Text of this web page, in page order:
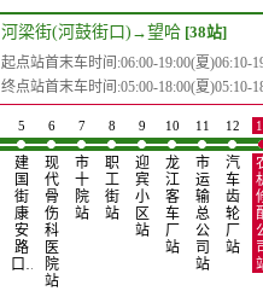
河梁街(河鼓街口) →望哈 [38站]
起点站首末车时间:06:00-19:00(夏)06:10-
终点站首末车时间:05:00-18:00(夏)05:10-
5
建
国
街
康
安
路
口…
6
现
代
骨
伤
科
医
院
站
7
市
十
院
站
8
职
工
街
站
9
迎
宾
小
区
站
10
龙
江
客
车
厂
站
11
市
运
输
总
公
司
站
12
汽
车
齿
轮
厂
站